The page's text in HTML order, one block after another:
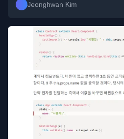
Jeonghwan Kim